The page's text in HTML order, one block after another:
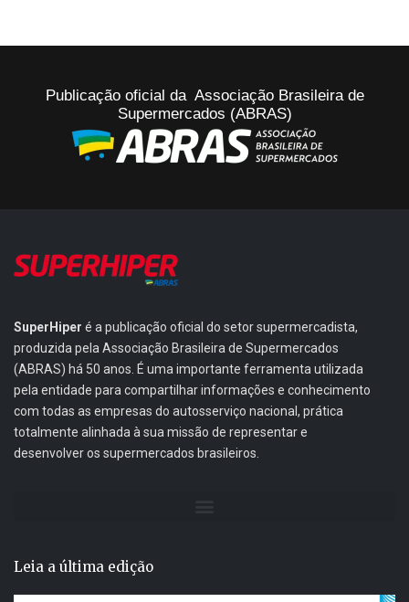
Publicação oficial da Associação Brasileira de
Supermercados (ABRAS)
SuperHiper é a publicação oficial do setor supermercadista,
produzida pela Associação Brasileira de Supermercados
(ABRAS) há 50 anos. É uma importante ferramenta utilizada
pela entidade para compartilhar informações e conhecimento
com todas as empresas do autosserviço nacional, prática
totalmente alinhada à sua missão de representar e
desenvolver os supermercados brasileiros.
Leia a última edição